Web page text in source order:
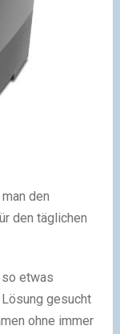
den
den täglichen
so etwas
gesucht
ohne immer